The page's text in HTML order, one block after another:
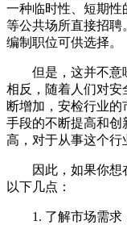
一种临时性、短期性
等公共场所直接招聘
编制职位可供选择。
但是，这并不意味
相反，随着人们对安
断增加，安检行业
手段的不断提高和创
高，对于从事这个行
因此，如果你想在
以下几点：
1. 了解市场需求